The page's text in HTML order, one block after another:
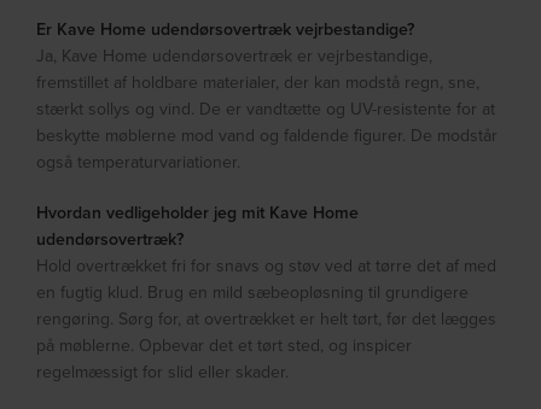
Er Kave Home udendørsovertræk vejrbestandige?
Ja, Kave Home udendørsovertræk er vejrbestandige,
fremstillet af holdbare materialer, der kan modstå regn, sne,
stærkt sollys og vind. De er vandtætte og UV-resistente for at
beskytte møblerne mod vand og faldende figurer. De modstår
også temperaturvariationer.
Hvordan vedligeholder jeg mit Kave Home
udendørsovertræk?
Hold overtrækket fri for snavs og støv ved at tørre det af med
en fugtig klud. Brug en mild sæbeopløsning til grundigere
rengøring. Sørg for, at overtrækket er helt tørt, før det lægges
på møblerne. Opbevar det et tørt sted, og inspicer
regelmæssigt for slid eller skader.